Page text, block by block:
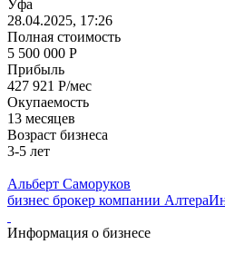
Уфа
28.04.2025, 17:26
Полная стоимость
5 500 000 Р
Прибыль
427 921 Р/мес
Окупаемость
13 месяцев
Возраст бизнеса
3-5 лет
Альберт Саморуков
бизнес брокер компании
Информация о бизнесе